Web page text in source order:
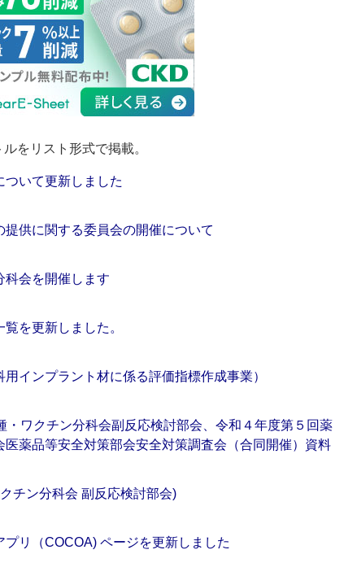
をリスト形式で掲載。
いて更新しました
供に関する委員会の開催について
会を開催します
を更新しました。
インプラント材に係る評価指標作成事業）
・ワクチン分科会副反応検討部会、令和４年度第５回薬
薬品等安全対策部会安全対策調査会（合同開催）資料
チン分科会 副反応検討部会)
リ（COCOA) ページを更新しました